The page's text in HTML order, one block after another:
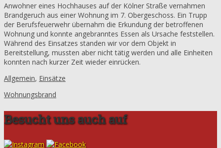
Anwohner eines Hochhauses auf der Kölner Straße vernahmen
Brandgeruch aus einer Wohnung im 7. Obergeschoss. Ein Trupp
der Berufsfeuerwehr übernahm die Erkundung der betroffenen
Wohnung und konnte angebranntes Essen als Ursache feststellen.
Während des Einsatzes standen wir vor dem Objekt in
Bereitstellung, mussten aber nicht tätig werden und alle Einheiten
konnten nach kurzer Zeit wieder einrücken.
Allgemein, Einsätze
Wohnungsbrand
Besucht uns auch auf